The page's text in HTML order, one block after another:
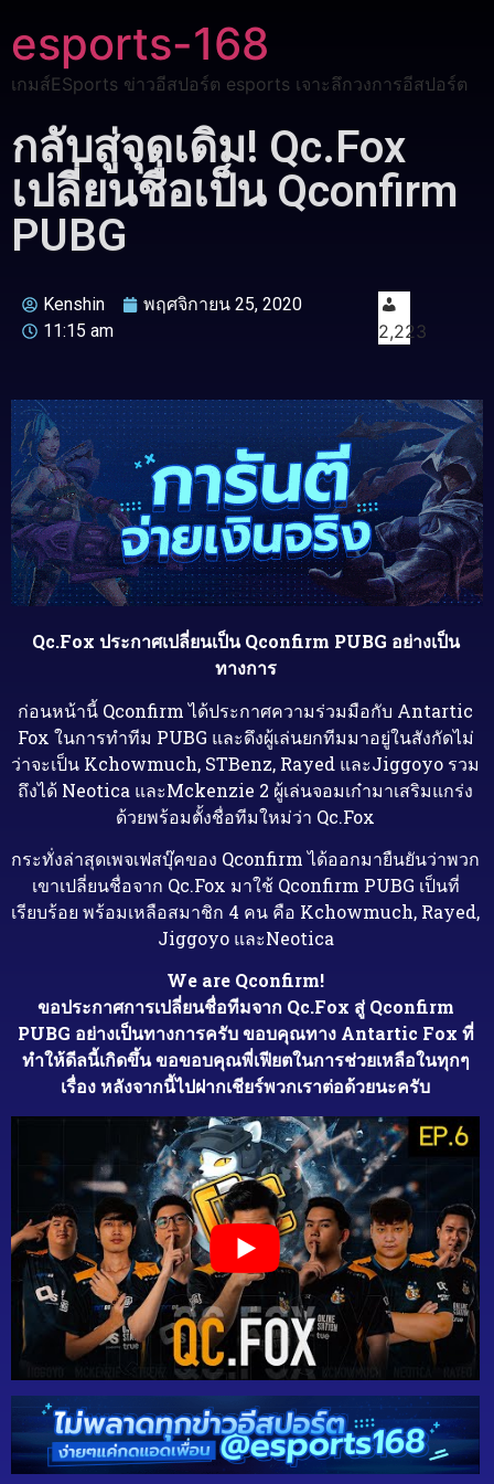
esports-168
เกมส์ESports ข่าวอีสปอร์ต esports เจาะลึกวงการอีสปอร์ต
กลับสู่จุดเดิม! Qc.Fox
เปลี่ยนชื่อเป็น Qconfirm
PUBG
Kenshin
พฤศจิกายน 25, 2020
11:15 am
2,223
Qc.Fox ประกาศเปลี่ยนเป็น Qconfirm PUBG อย่างเป็น
ทางการ
ก่อนหน้านี้ Qconfirm ได้ประกาศความร่วมมือกับ Antartic
Fox ในการทำทีม PUBG และดึงผู้เล่นยกทีมมาอยู่ในสังกัดไม่
ว่าจะเป็น Kchowmuch, STBenz, Rayed และJiggoyo รวม
ถึงได้ Neotica และMckenzie 2 ผู้เล่นจอมเก๋ามาเสริมแกร่ง
ด้วยพร้อมตั้งชื่อทีมใหม่ว่า Qc.Fox
กระทั่งล่าสุดเพจเฟสบุ๊คของ Qconfirm ได้ออกมายืนยันว่าพวก
เขาเปลี่ยนชื่อจาก Qc.Fox มาใช้ Qconfirm PUBG เป็นที่
เรียบร้อย พร้อมเหลือสมาชิก 4 คน คือ Kchowmuch, Rayed,
Jiggoyo และNeotica
We are Qconfirm!
ขอประกาศการเปลี่ยนชื่อทีมจาก Qc.Fox สู่ Qconfirm
PUBG อย่างเป็นทางการครับ ขอบคุณทาง Antartic Fox ที่
ทำให้ดีลนี้เกิดขึ้น ขอขอบคุณพี่เฟียตในการช่วยเหลือในทุกๆ
เรื่อง หลังจากนี้ไปฝากเชียร์พวกเราต่อด้วยนะครับ